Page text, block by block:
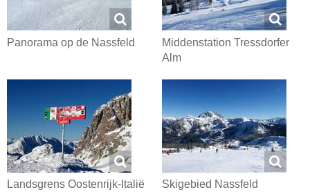
Panorama op de Nassfeld
Middenstation Tressdorfer
Alm
Landsgrens Oostenrijk-Italië
Skigebied Nassfeld